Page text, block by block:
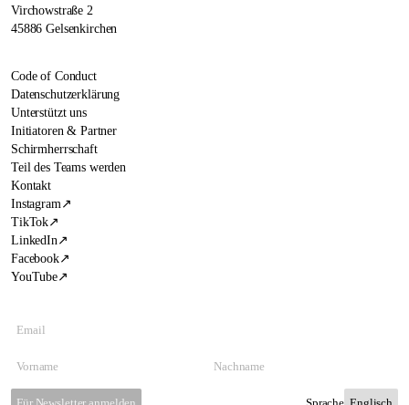
Virchowstraße 2
45886 Gelsenkirchen
Code of Conduct
Datenschutzerklärung
Unterstützt uns
Initiatoren & Partner
Schirmherrschaft
Teil des Teams werden
Kontakt
Instagram ↗
TikTok↗
LinkedIn ↗
Facebook↗
YouTube↗